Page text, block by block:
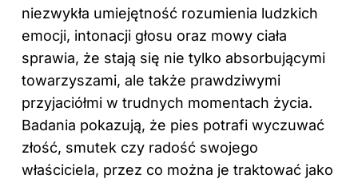
niezwykła umiejętność rozumienia ludzkich
emocji, intonacji głosu oraz mowy ciała
sprawia, że stają się nie tylko absorbującymi
towarzyszami, ale także prawdziwymi
przyjaciółmi w trudnych momentach życia.
Badania pokazują, że pies potrafi wyczuwać
złość, smutek czy radość swojego
właściciela, przez co można je traktować jako